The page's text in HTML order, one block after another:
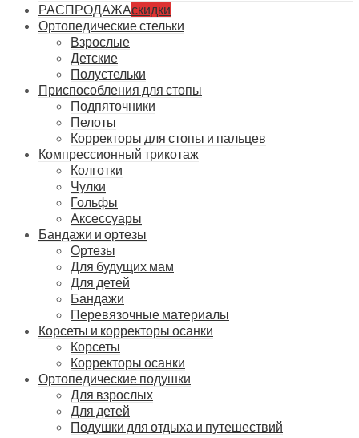
РАСПРОДАЖАскидки
Ортопедические стельки
Взрослые
Детские
Полустельки
Приспособления для стопы
Подпяточники
Пелоты
Корректоры для стопы и пальцев
Компрессионный трикотаж
Колготки
Чулки
Гольфы
Аксессуары
Бандажи и ортезы
Ортезы
Для будущих мам
Для детей
Бандажи
Перевязочные материалы
Корсеты и корректоры осанки
Корсеты
Корректоры осанки
Ортопедические подушки
Для взрослых
Для детей
Подушки для отдыха и путешествий